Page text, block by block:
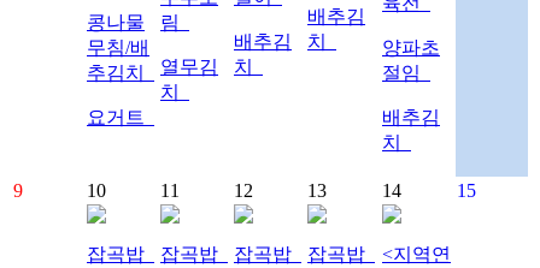
콩나물
무침/배
추김치
요거트
림
열무김
치
배추김
치
배추김
치
양파초
절임
배추김
치
9 10
잡곡밥
11
잡곡밥
12
잡곡밥
13
잡곡밥
14
<지역연
15